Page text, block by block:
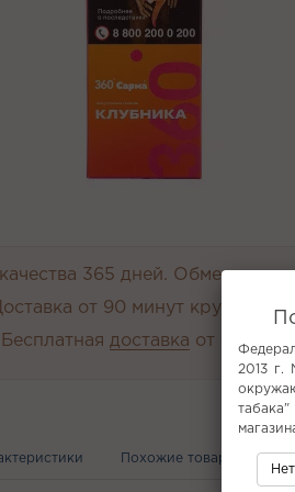
365 дней. Обмен и
от 90 минут
Бесплатная доставка от 4000
Похожие товары
2013 г.